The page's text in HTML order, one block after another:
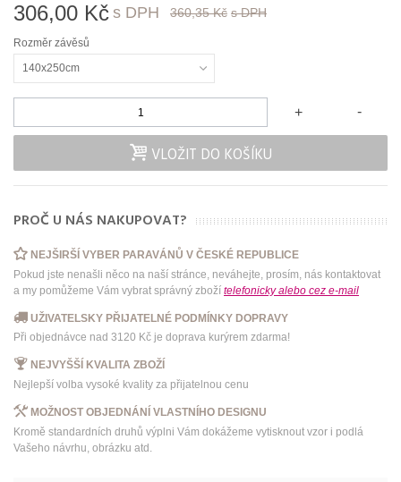
306,00 Kč s DPH 360,35 Kč s DPH
Rozměr závěsů
140x250cm
-
+
VLOŽIT DO KOŠÍKU
PROČ U NÁS NAKUPOVAT?
NEJŠIRŠÍ VYBER PARAVÁNŮ V ČESKÉ REPUBLICE
Pokud jste nenašli něco na naší stránce, neváhejte, prosím, nás kontaktovat
a my pomůžeme Vám vybrat správný zboží telefonicky alebo cez e-mail
UŽIVATELSKY PŘIJATELNÉ PODMÍNKY DOPRAVY
Při objednávce nad 3120 Kč je doprava kurýrem zdarma!
NEJVYŠŠÍ KVALITA ZBOŽÍ
Nejlepší volba vysoké kvality za přijatelnou cenu
MOŽNOST OBJEDNÁNÍ VLASTNÍHO DESIGNU
Kromě standardních druhů výplni Vám dokážeme vytisknout vzor i podlá
Vašeho návrhu, obrázku atd.